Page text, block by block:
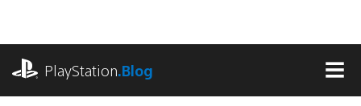
contenido
PlayStation.Blog